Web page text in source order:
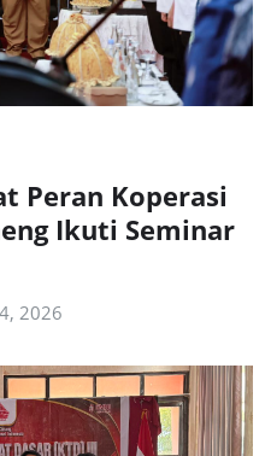
Peran Koperasi
Ikuti Seminar
2026